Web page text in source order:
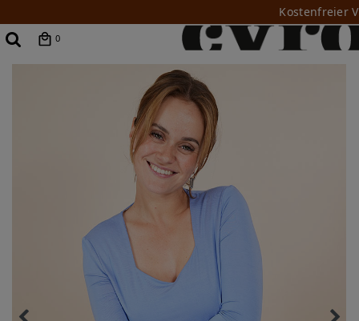
Kostenfreier
0